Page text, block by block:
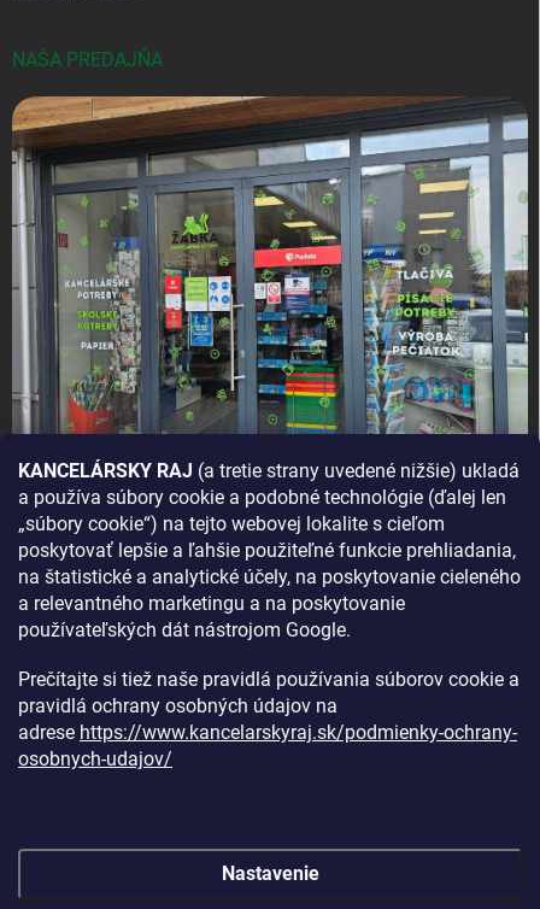
KANCELÁRSKY RAJ (a tretie strany uvedené nižšie) ukladá
a používa súbory cookie a podobné technológie (ďalej len
„súbory cookie“) na tejto webovej lokalite s cieľom
poskytovať lepšie a ľahšie použiteľné funkcie prehliadania,
na štatistické a analytické účely, na poskytovanie cieleného
a relevantného marketingu a na poskytovanie
používateľských dát nástrojom Google.
Prečítajte si tiež naše pravidlá používania súborov cookie a
pravidlá ochrany osobných údajov na
adrese https://www.kancelarskyraj.sk/podmienky-ochrany-
osobnych-udajov/
Nastavenie
NAŠA PREDAJŇA
AKO SA K NÁM DOSTANETE?